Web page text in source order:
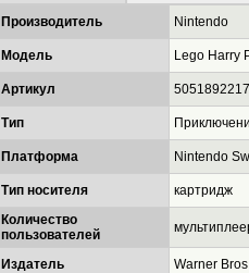
Производитель Nintendo
Модель Lego Harry
Артикул
Тип
Платформа Nintendo
Тип носителя
картридж
Количество
пользователей
Издатель Warner